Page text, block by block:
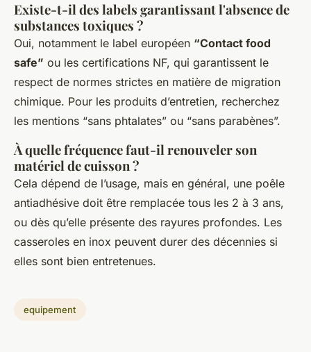
Existe-t-il des labels garantissant l'absence de
substances toxiques ?
Oui, notamment le label européen “Contact food
safe” ou les certifications NF, qui garantissent le
respect de normes strictes en matière de migration
chimique. Pour les produits d’entretien, recherchez
les mentions “sans phtalates” ou “sans parabènes”.
À quelle fréquence faut-il renouveler son
matériel de cuisson ?
Cela dépend de l’usage, mais en général, une poêle
antiadhésive doit être remplacée tous les 2 à 3 ans,
ou dès qu’elle présente des rayures profondes. Les
casseroles en inox peuvent durer des décennies si
elles sont bien entretenues.
equipement